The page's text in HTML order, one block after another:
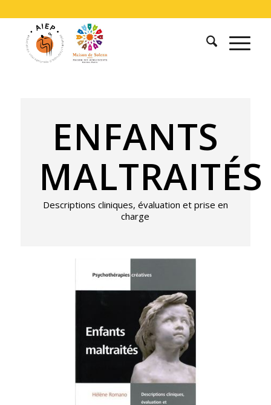
ENFANTS
MALTRAITÉS
Descriptions cliniques, évaluation et prise en
charge